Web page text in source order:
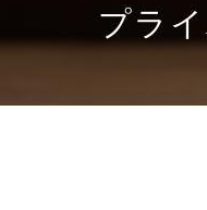
プラ